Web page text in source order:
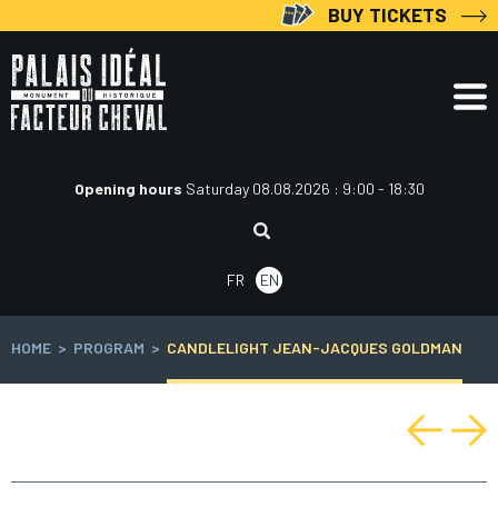
to
content
BUY TICKETS
Opening hours Saturday 08.08.2026 : 9:00 - 18:30
Search:
FR EN
HOME > PROGRAM > CANDLELIGHT JEAN-JACQUES GOLDMAN